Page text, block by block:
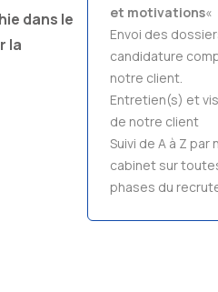
dans le
la
et motivations«
Envoi des
candidature
notre client.
Entretien(s) et
de notre client
Suivi de A à Z par
cabinet sur
phases du